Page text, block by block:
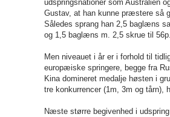
udspringsnationer som Australien
Gustav, at han kunne præstere så
Således sprang han 2,5 baglæns
og 1,5 baglæns m. 2,5 skrue til
Men niveauet i år er i forhold til
europæiske springere, begge fra
Kina domineret medalje høsten i
tre konkurrencer (1m, 3m og tårn),
Næste større begivenhed i